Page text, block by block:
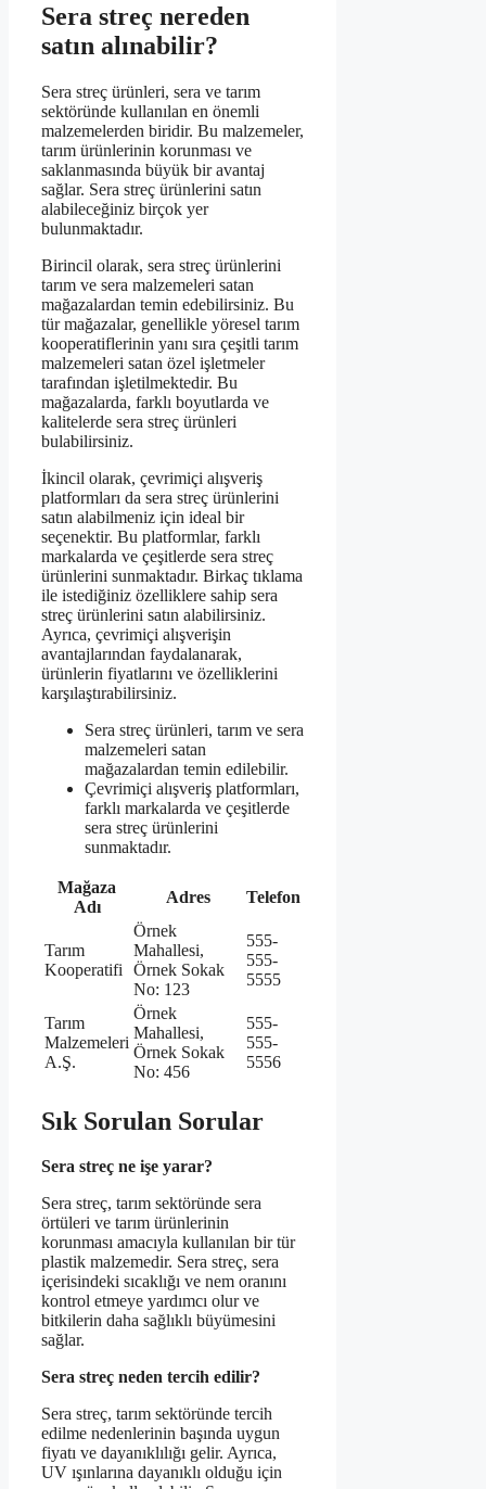
Sera streç nereden
satın alınabilir?
Sera streç ürünleri, sera ve tarım
sektöründe kullanılan en önemli
malzemelerden biridir. Bu malzemeler,
tarım ürünlerinin korunması ve
saklanmasında büyük bir avantaj
sağlar. Sera streç ürünlerini satın
alabileceğiniz birçok yer
bulunmaktadır.
Birincil olarak, sera streç ürünlerini
tarım ve sera malzemeleri satan
mağazalardan temin edebilirsiniz. Bu
tür mağazalar, genellikle yöresel tarım
kooperatiflerinin yanı sıra çeşitli tarım
malzemeleri satan özel işletmeler
tarafından işletilmektedir. Bu
mağazalarda, farklı boyutlarda ve
kalitelerde sera streç ürünleri
bulabilirsiniz.
İkincil olarak, çevrimiçi alışveriş
platformları da sera streç ürünlerini
satın alabilmeniz için ideal bir
seçenektir. Bu platformlar, farklı
markalarda ve çeşitlerde sera streç
ürünlerini sunmaktadır. Birkaç tıklama
ile istediğiniz özelliklere sahip sera
streç ürünlerini satın alabilirsiniz.
Ayrıca, çevrimiçi alışverişin
avantajlarından faydalanarak,
ürünlerin fiyatlarını ve özelliklerini
karşılaştırabilirsiniz.
Sera streç ürünleri, tarım ve sera
malzemeleri satan
mağazalardan temin edilebilir.
Çevrimiçi alışveriş platformları,
farklı markalarda ve çeşitlerde
sera streç ürünlerini
sunmaktadır.
Mağaza
Adı
Adres Telefon
Tarım
Kooperatifi
Örnek
Mahallesi,
Örnek Sokak
No: 123
555-
555-
5555
Tarım
Malzemeleri
A.Ş.
Örnek
Mahallesi,
Örnek Sokak
No: 456
555-
555-
5556
Sık Sorulan Sorular
Sera streç ne işe yarar?
Sera streç, tarım sektöründe sera
örtüleri ve tarım ürünlerinin
korunması amacıyla kullanılan bir tür
plastik malzemedir. Sera streç, sera
içerisindeki sıcaklığı ve nem oranını
kontrol etmeye yardımcı olur ve
bitkilerin daha sağlıklı büyümesini
sağlar.
Sera streç neden tercih edilir?
Sera streç, tarım sektöründe tercih
edilme nedenlerinin başında uygun
fiyatı ve dayanıklılığı gelir. Ayrıca,
UV ışınlarına dayanıklı olduğu için